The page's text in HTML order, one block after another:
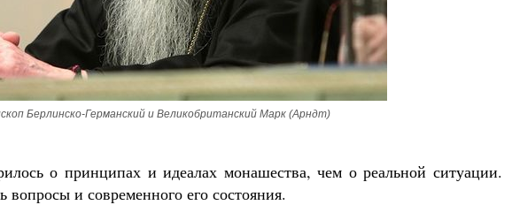
Берлинско-Германский и Великобританский Марк (Арндт)
о принципах и идеалах монашества, чем о реальной ситуации.
и современного его состояния.
Как найти своё место в жизни
Кирилл Мурышев
Великомученик Георгий Победоносец. Научись у
Роман Котов